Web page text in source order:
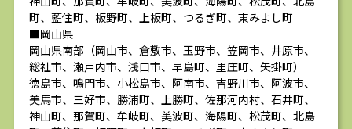
町、藍住町、板野町、上板町、つるぎ町、東みよし町
■岡山県
岡山県南部（岡山市、倉敷市、玉野市、笠岡市、井原市、
総社市、瀬戸内市、浅口市、早島町、里庄町、矢掛町）
徳島市、鳴門市、小松島市、阿南市、吉野川市、阿波市、
美馬市、三好市、勝浦町、上勝町、佐那河内村、石井町、
神山町、那賀町、牟岐町、美波町、海陽町、松茂町、北島